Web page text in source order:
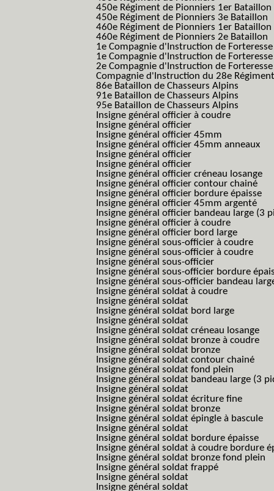
450e Régiment de Pionniers 1er Bataillon
450e Régiment de Pionniers 3e Bataillon
460e Régiment de Pionniers 1er Bataillon
460e Régiment de Pionniers 2e Bataillon
1e Compagnie d'Instruction de
1e Compagnie d'Instruction de
2e Compagnie d'Instruction de
Compagnie d'Instruction du 28e
86e Bataillon de Chasseurs Alpins
91e Bataillon de Chasseurs Alpins
95e Bataillon de Chasseurs Alpins
Insigne général officier à coudre
Insigne général officier
Insigne général officier 45mm
Insigne général officier 45mm anneaux
Insigne général officier
Insigne général officier
Insigne général officier créneau losange
Insigne général officier contour chainé
Insigne général officier bordure épaisse
Insigne général officier 45mm argenté
Insigne général officier bandeau large (3
Insigne général officier à coudre
Insigne général officier bord large
Insigne général sous-officier à coudre
Insigne général sous-officier à coudre
Insigne général sous-officier
Insigne général sous-officier bordure
Insigne général sous-officier bandeau
Insigne général soldat à coudre
Insigne général soldat
Insigne général soldat bord large
Insigne général soldat
Insigne général soldat créneau losange
Insigne général soldat bronze à coudre
Insigne général soldat bronze
Insigne général soldat contour chainé
Insigne général soldat fond plein
Insigne général soldat bandeau large (3
Insigne général soldat
Insigne général soldat écriture fine
Insigne général soldat bronze
Insigne général soldat épingle à bascule
Insigne général soldat
Insigne général soldat bordure épaisse
Insigne général soldat à coudre bordure
Insigne général soldat bronze fond plein
Insigne général soldat frappé
Insigne général soldat
Insigne général soldat